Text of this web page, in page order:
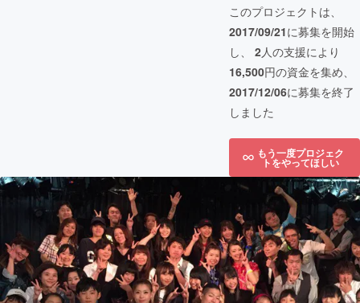
このプロジェクトは、
2017/09/21に募集を開始
し、 2人の支援により
16,500円の資金を集め、
2017/12/06に募集を終了
しました
もう一度プロジェク
トをやってほしい